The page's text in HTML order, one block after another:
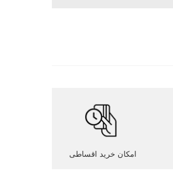
امکان خرید اقساطی